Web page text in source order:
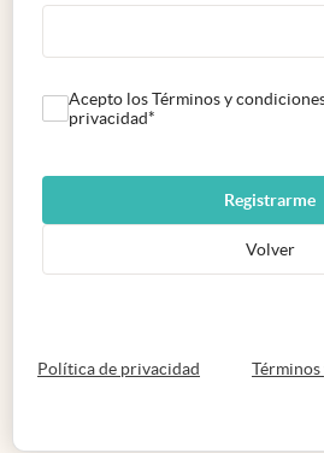
Acepto los Términos y
privacidad*
Registrarme
Volver
Política de privacidad abre en nueva